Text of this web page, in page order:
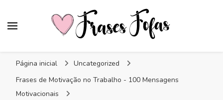
Página inicial
Uncategorized
Frases de Motivação no Trabalho - 100 Mensagens
Motivacionais